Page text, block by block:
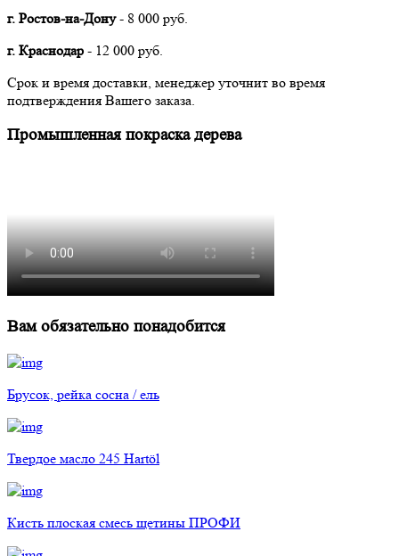
г. Ростов-на-Дону- 8 000 руб.
г. Краснодар - 12 000 руб.
Срок и время доставки, менеджер уточнит во время
подтверждения Вашего заказа.
Промышленная покраска дерева
Вам обязательно понадобится
Брусок, рейка сосна / ель
Твердое масло 245 Hartöl
Кисть плоская смесь щетины ПРОФИ